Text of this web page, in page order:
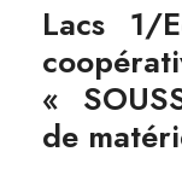
Lacs 1/
«
de